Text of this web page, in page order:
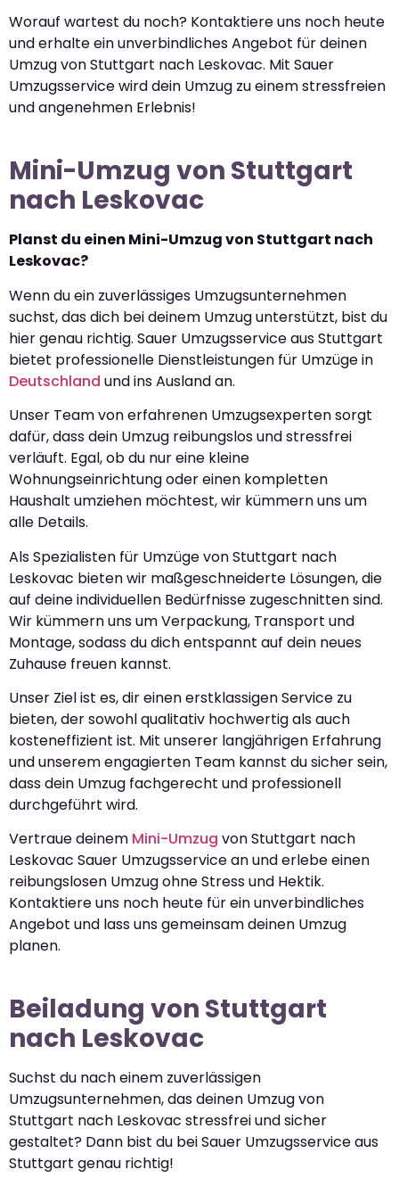
Worauf wartest du noch? Kontaktiere uns noch heute
und erhalte ein unverbindliches Angebot für deinen
Umzug von Stuttgart nach Leskovac. Mit Sauer
Umzugsservice wird dein Umzug zu einem stressfreien
und angenehmen Erlebnis!
Mini-Umzug von Stuttgart
nach Leskovac
Planst du einen Mini-Umzug von Stuttgart nach
Leskovac?
Wenn du ein zuverlässiges Umzugsunternehmen
suchst, das dich bei deinem Umzug unterstützt, bist du
hier genau richtig. Sauer Umzugsservice aus Stuttgart
bietet professionelle Dienstleistungen für Umzüge in
Deutschland und ins Ausland an.
Unser Team von erfahrenen Umzugsexperten sorgt
dafür, dass dein Umzug reibungslos und stressfrei
verläuft. Egal, ob du nur eine kleine
Wohnungseinrichtung oder einen kompletten
Haushalt umziehen möchtest, wir kümmern uns um
alle Details.
Als Spezialisten für Umzüge von Stuttgart nach
Leskovac bieten wir maßgeschneiderte Lösungen, die
auf deine individuellen Bedürfnisse zugeschnitten sind.
Wir kümmern uns um Verpackung, Transport und
Montage, sodass du dich entspannt auf dein neues
Zuhause freuen kannst.
Unser Ziel ist es, dir einen erstklassigen Service zu
bieten, der sowohl qualitativ hochwertig als auch
kosteneffizient ist. Mit unserer langjährigen Erfahrung
und unserem engagierten Team kannst du sicher sein,
dass dein Umzug fachgerecht und professionell
durchgeführt wird.
Vertraue deinem Mini-Umzug von Stuttgart nach
Leskovac Sauer Umzugsservice an und erlebe einen
reibungslosen Umzug ohne Stress und Hektik.
Kontaktiere uns noch heute für ein unverbindliches
Angebot und lass uns gemeinsam deinen Umzug
planen.
Beiladung von Stuttgart
nach Leskovac
Suchst du nach einem zuverlässigen
Umzugsunternehmen, das deinen Umzug von
Stuttgart nach Leskovac stressfrei und sicher
gestaltet? Dann bist du bei Sauer Umzugsservice aus
Stuttgart genau richtig!